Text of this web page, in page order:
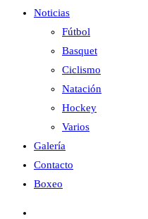
Noticias
Fútbol
Basquet
Ciclismo
Natación
Hockey
Varios
Galería
Contacto
Boxeo